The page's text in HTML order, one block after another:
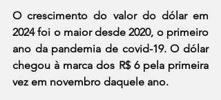
O crescimento do valor do dólar em
2024 foi o maior desde 2020, o primeiro
ano da pandemia de covid-19. O dólar
chegou à marca dos R$ 6 pela primeira
vez em novembro daquele ano.